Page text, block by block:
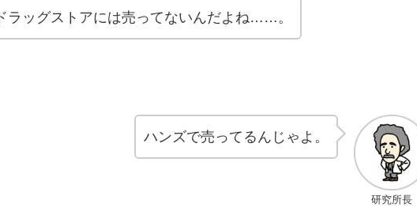
ラッグストアには売ってないんだよね……。
研究所長
ハンズで売ってるんじゃよ。